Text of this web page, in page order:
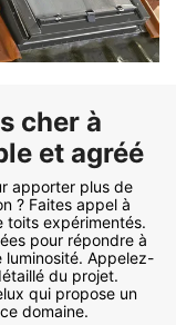
cher à
et agréé
apporter plus de
? Faites appel à
toits expérimentés.
pour répondre à
luminosité. Appelez-
du projet.
qui propose un
domaine.